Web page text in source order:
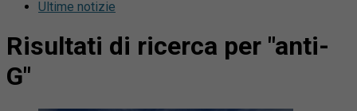
Ultime notizie
Risultati di ricerca per "anti-
G"